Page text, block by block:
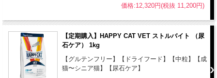
カリウム - 0.80 %
ナトリウム - 0.40 %
マグネシウム - 0.10 %
クロライド - 0.87 %
サルファイド - 0.72 %
価格:12,320円(税抜 11,200円)
【定期購入】HAPPY CAT VET ストルバイト （尿
石ケア） 1kg
【グルテンフリー】【ドライフード】【中粒】【成
猫〜シニア猫】【尿石ケア】